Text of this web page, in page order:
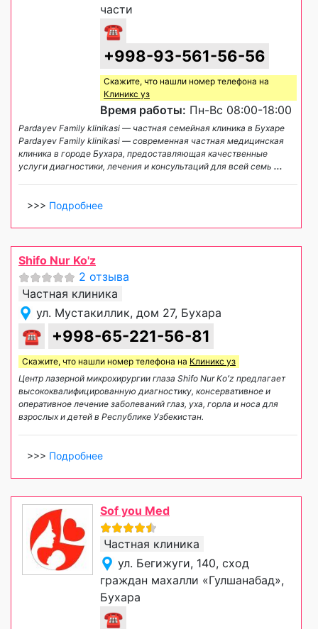
части
☎
+998-93-561-56-56
Скажите, что нашли номер телефона на
Клиникс уз
Время работы: Пн-Вс 08:00-18:00
Pardayev Family klinikasi — частная семейная клиника в Бухаре
Pardayev Family klinikasi — современная частная медицинская
клиника в городе Бухара, предоставляющая качественные
услуги диагностики, лечения и консультаций для всей семь ...
>>> Подробнее
Shifo Nur Ko'z
2 отзыва
Частная клиника
ул. Мустакиллик, дом 27, Бухара
☎ +998-65-221-56-81
Скажите, что нашли номер телефона на Клиникс уз
Центр лазерной микрохирургии глаза Shifo Nur Koʻz предлагает
высококвалифицированную диагностику, консервативное и
оперативное лечение заболеваний глаз, уха, горла и носа для
взрослых и детей в Республике Узбекистан.
>>> Подробнее
Sof you Med
Частная клиника
ул. Бегижуги, 140, сход
граждан махалли «Гулшанабад»,
Бухара
☎